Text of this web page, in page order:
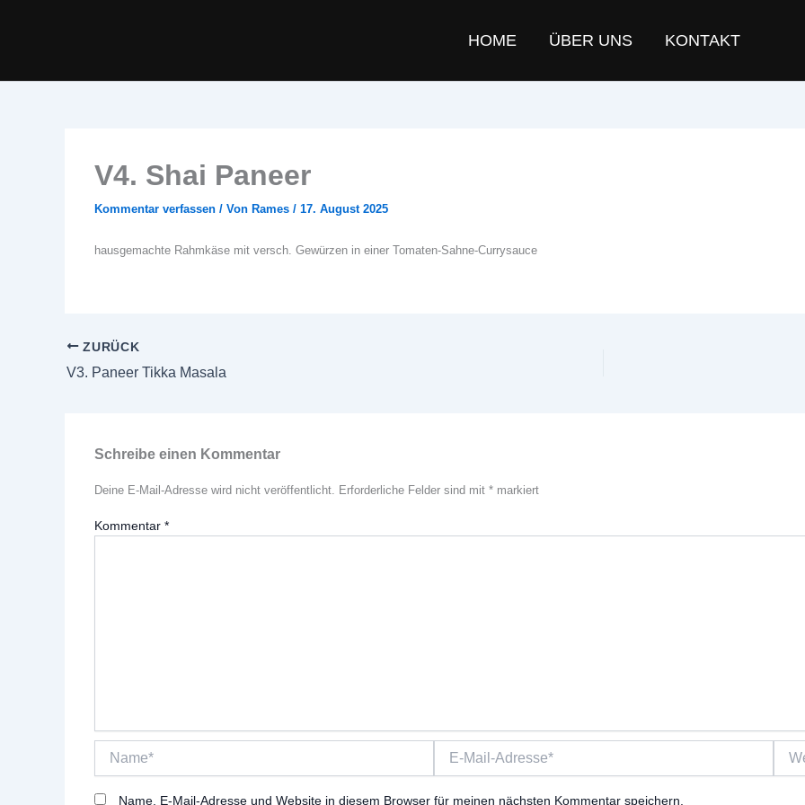
HOME ÜBER UNS KONTAKT
V4. Shai Paneer
Kommentar verfassen / Von Rames / 17. August 2025
hausgemachte Rahmkäse mit versch. Gewürzen in einer Tomaten-Sahne-Currysauce
ZURÜCK
V3. Paneer Tikka Masala
Schreibe einen Kommentar
Deine E-Mail-Adresse wird nicht veröffentlicht. Erforderliche Felder sind mit *markiert
Kommentar *
Mail-
Name, E-Mail-Adresse und Website in diesem Browser für meinen nächsten Kommentar speichern.